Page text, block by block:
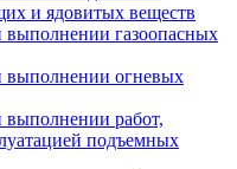
и ядовитых веществ
выполнении газоопасных
выполнении огневых
выполнении работ,
подъемных